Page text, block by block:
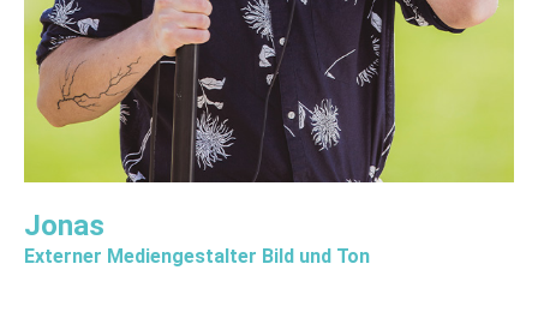
Jonas
Externer Mediengestalter Bild und Ton